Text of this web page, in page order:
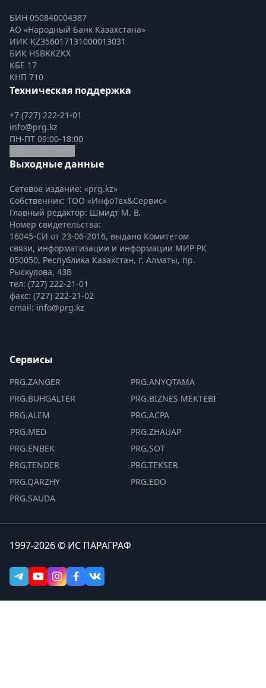
БИН 050840004387
АО «Народный Банк Казахстана»
ИИК KZ356017131000013031
БИК HSBKKZKX
КБЕ 17
КНП 710
Техническая поддержка
+7 (727) 222-21-01
info@prg.kz
ПН-ПТ 09:00-18:00
Выходные данные
Сетевое издание: «prg.kz»
Собственник: ТОО «ИнфоТех&Сервис»
Главный редактор: Шмидт М. В.
Номер свидетельства:
16045-СИ от 23-06-2016, выдано Комитетом
связи, информатизации и информации МИР РК
050050, Республика Казахстан, г. Алматы, пр.
Рыскулова, 43В
тел: (727) 222-21-01
факс: (727) 222-21-02
email: info@prg.kz
Сервисы
PRG.ZANGER
PRG.BUHGALTER
PRG.ALEM
PRG.MED
PRG.ENBEK
PRG.TENDER
PRG.QARZHY
PRG.SAUDA
PRG.ANYQTAMA
PRG.BIZNES MEKTEBI
PRG.ACPA
PRG.ZHAUAP
PRG.SOT
PRG.TEKSER
PRG.EDO
1997-2026 © ИС ПАРАГРАФ